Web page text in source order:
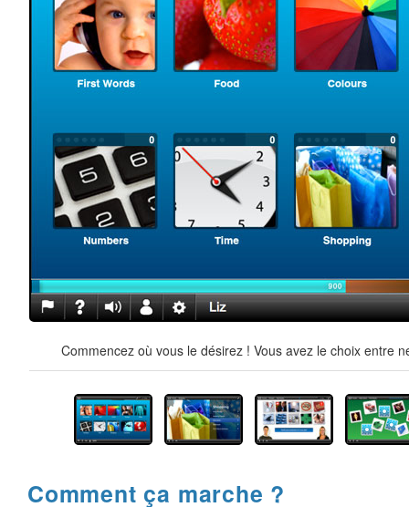
Commencez où vous le désirez ! Vous avez le choix entre
Comment ça marche ?